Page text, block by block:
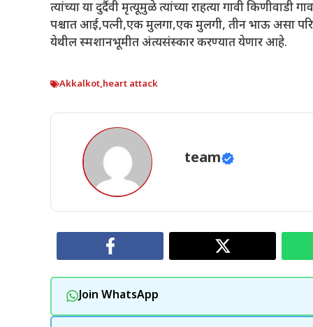
त्यांच्या या दुर्दैवी मृत्यूमुळे त्यांच्या राहत्या गावी
पश्चात आई,पत्नी,एक मुलगा,एक मुलगी, तीन भाऊ असा
येथील स्मशानभूमीत अंत्यसंस्कार करण्यात येणार आहे.
Akkalkot,heart attack
team
Join WhatsApp